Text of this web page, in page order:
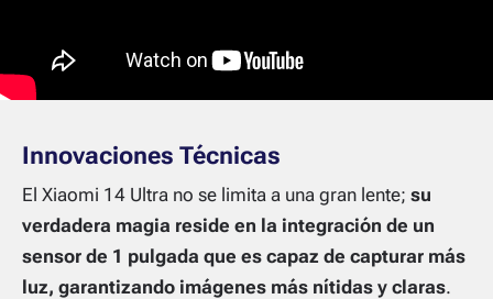
Innovaciones Técnicas
El Xiaomi 14 Ultra no se limita a una gran lente; su
verdadera magia reside en la integración de un
sensor de 1 pulgada que es capaz de capturar más
luz, garantizando imágenes más nítidas y claras.